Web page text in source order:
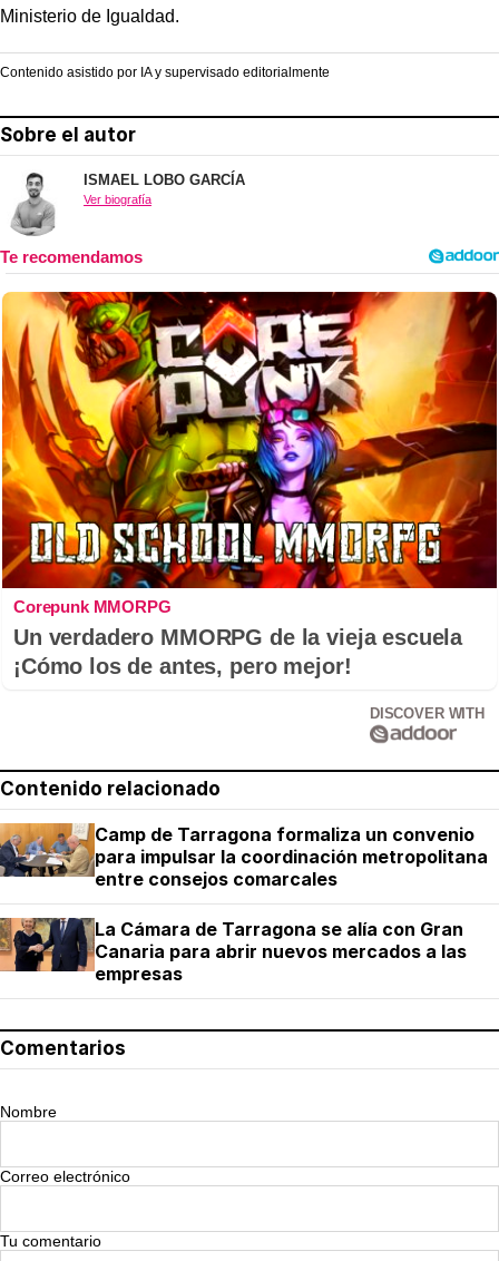
Ministerio de Igualdad.
Contenido asistido por IA y supervisado editorialmente
Sobre el autor
ISMAEL LOBO GARCÍA
Ver biografía
Corepunk MMORPG
Un verdadero MMORPG de la vieja escuela
¡Cómo los de antes, pero mejor!
DISCOVER WITH
Contenido relacionado
Camp de Tarragona formaliza un convenio
para impulsar la coordinación metropolitana
entre consejos comarcales
La Cámara de Tarragona se alía con Gran
Canaria para abrir nuevos mercados a las
empresas
Comentarios
Nombre
Correo electrónico
Tu comentario